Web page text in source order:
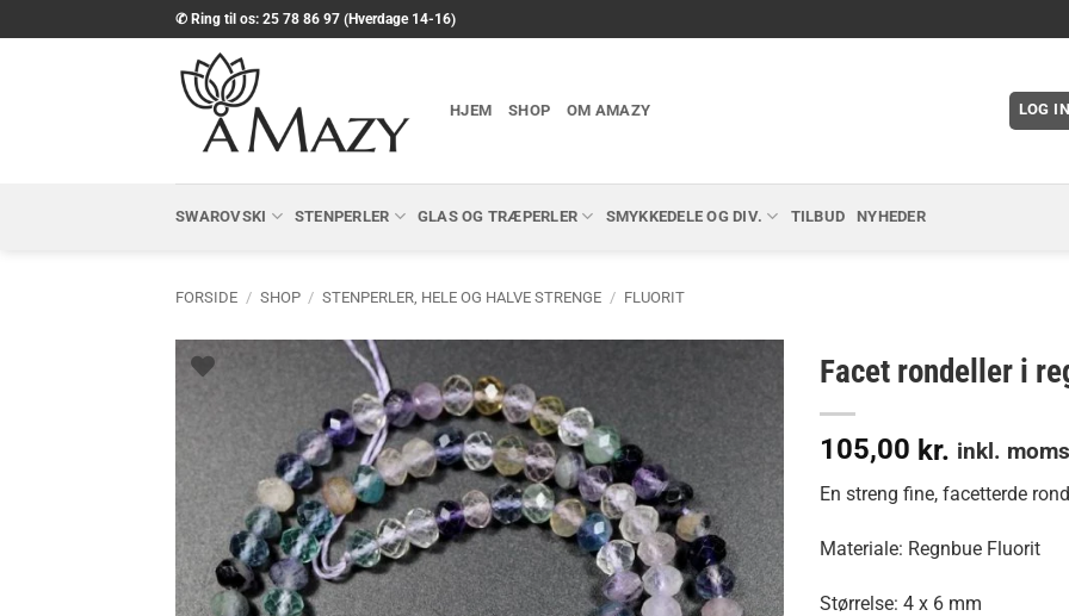
til
✆ Ring til os: 25 78 86 97 (Hverdage 14-16)
HJEM SHOP OM AMAZY LOG
SWAROVSKI STENPERLER GLAS OG TRÆPERLER SMYKKEDELE OG DIV. TILBUD NYHEDER
FORSIDE / SHOP / STENPERLER, HELE OG HALVE STRENGE / FLUORIT
Facet rondeller i
105,00 kr. inkl. moms
En streng fine, facetterde
Materiale: Regnbue Fluorit
Størrelse: 4 x 6 mm